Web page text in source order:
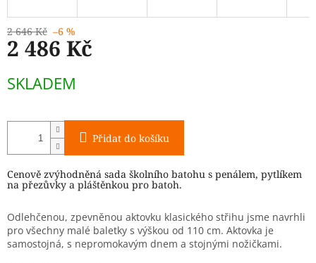
2 646 Kč –6 %
2 486 Kč
cena:
SKLADEM
Přidat do košíku
Cenově zvýhodněná sada školního batohu s penálem, pytlíkem
na přezůvky a pláštěnkou pro batoh.
Odlehčenou, zpevněnou aktovku klasického střihu jsme navrhli
pro všechny malé baletky s výškou od 110 cm. Aktovka je
samostojná, s nepromokavým dnem a stojnými nožičkami.